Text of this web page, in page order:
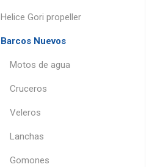
Helice Gori propeller
Barcos Nuevos
Motos de agua
Cruceros
Veleros
Lanchas
Gomones